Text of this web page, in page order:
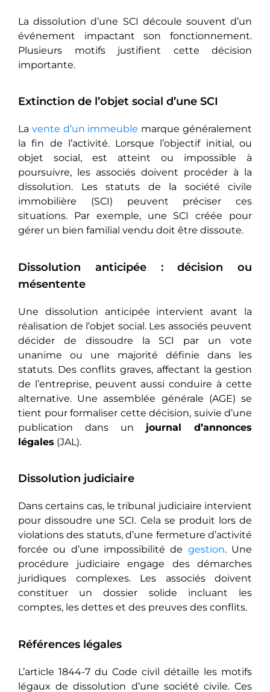
La dissolution d’une SCI découle souvent d’un
événement impactant son fonctionnement.
Plusieurs motifs justifient cette décision
importante.
Extinction de l’objet social d’une SCI
La vente d’un immeuble marque généralement
la fin de l’activité. Lorsque l’objectif initial, ou
objet social, est atteint ou impossible à
poursuivre, les associés doivent procéder à la
dissolution. Les statuts de la société civile
immobilière (SCI) peuvent préciser ces
situations. Par exemple, une SCI créée pour
gérer un bien familial vendu doit être dissoute.
Dissolution anticipée : décision ou
mésentente
Une dissolution anticipée intervient avant la
réalisation de l’objet social. Les associés peuvent
décider de dissoudre la SCI par un vote
unanime ou une majorité définie dans les
statuts. Des conflits graves, affectant la gestion
de l’entreprise, peuvent aussi conduire à cette
alternative. Une assemblée générale (AGE) se
tient pour formaliser cette décision, suivie d’une
publication dans un journal d’annonces
légales (JAL).
Dissolution judiciaire
Dans certains cas, le tribunal judiciaire intervient
pour dissoudre une SCI. Cela se produit lors de
violations des statuts, d’une fermeture d’activité
forcée ou d’une impossibilité de gestion. Une
procédure judiciaire engage des démarches
juridiques complexes. Les associés doivent
constituer un dossier solide incluant les
comptes, les dettes et des preuves des conflits.
Références légales
L’article 1844-7 du Code civil détaille les motifs
légaux de dissolution d’une société civile. Ces